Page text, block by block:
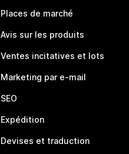
Places de marché
Avis sur les produits
Ventes incitatives et lots
Marketing par e-mail
SEO
Expédition
Devises et traduction